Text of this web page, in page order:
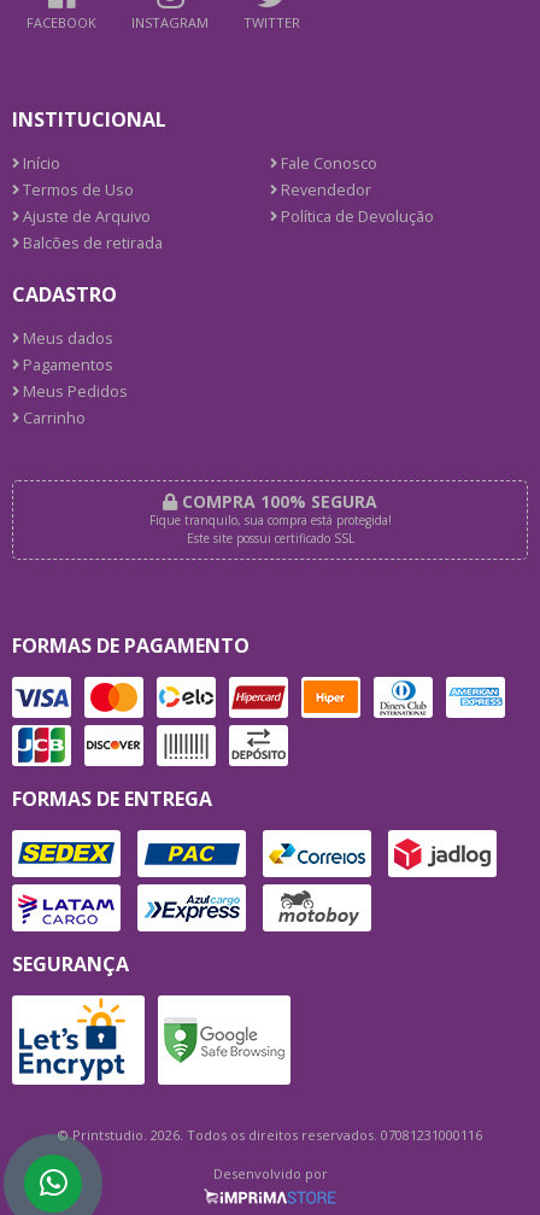
FACEBOOK INSTAGRAM TWITTER
INSTITUCIONAL
Início
Fale Conosco
Termos de Uso
Revendedor
Ajuste de Arquivo
Política de Devolução
Balcões de retirada
CADASTRO
Meus dados
Pagamentos
Meus Pedidos
Carrinho
COMPRA 100% SEGURA
Fique tranquilo, sua compra está protegida!
Este site possui certificado SSL
FORMAS DE PAGAMENTO
FORMAS DE ENTREGA
SEGURANÇA
© Printstudio. 2026. Todos os direitos reservados. 07081231000116
Desenvolvido por